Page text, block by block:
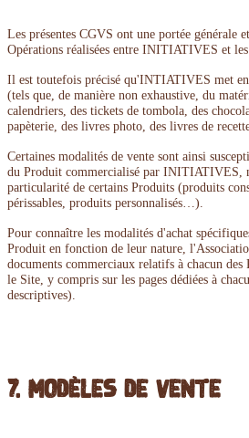
Les présentes CGVS ont une portée générale
Opérations réalisées entre INITIATIVES et
Il est toutefois précisé qu'INTIATIVES met
(tels que, de manière non exhaustive, du
calendriers, des tickets de tombola, des
papèterie, des livres photo, des livres de
Certaines modalités de vente sont ainsi
du Produit commercialisé par INITIATIVES,
particularité de certains Produits (produits
périssables, produits personnalisés…).
Pour connaître les modalités d'achat
Produit en fonction de leur nature,
documents commerciaux relatifs à chacun des
le Site, y compris sur les pages dédiées à
descriptives).
7. Modèles de vente